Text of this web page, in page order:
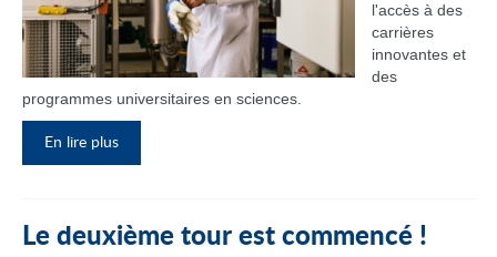
l'accès à des
carrières
innovantes et
des
programmes universitaires en sciences.
En lire plus
Le deuxième tour est commencé !